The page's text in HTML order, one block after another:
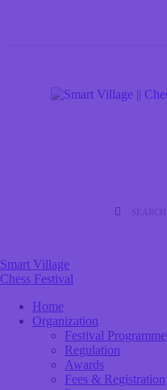
Smart Village
Chess Festival
Home
Organization
Festival Programme
Regulation
Awards
Fees & Registration